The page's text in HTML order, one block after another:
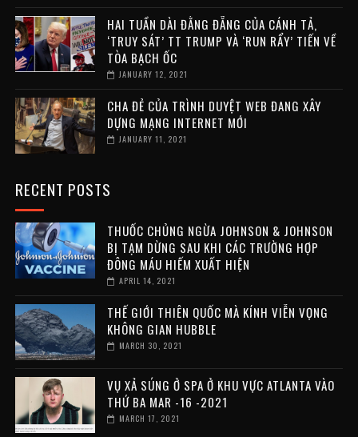
HAI TUẦN DÀI ĐẰNG ĐẴNG CỦA CÁNH TẢ,
‘TRUY SÁT’ TT TRUMP VÀ ‘RUN RẨY’ TIẾN VỀ
TÒA BẠCH ỐC
JANUARY 12, 2021
CHA ĐẺ CỦA TRÌNH DUYỆT WEB ĐANG XÂY
DỰNG MẠNG INTERNET MỚI
JANUARY 11, 2021
RECENT POSTS
THUỐC CHỦNG NGỪA JOHNSON & JOHNSON
BỊ TẠM DỪNG SAU KHI CÁC TRƯỜNG HỢP
ĐÔNG MÁU HIẾM XUẤT HIỆN
APRIL 14, 2021
THẾ GIỚI THIÊN QUỐC MÀ KÍNH VIỄN VỌNG
KHÔNG GIAN HUBBLE
MARCH 30, 2021
VỤ XẢ SÚNG Ở SPA Ở KHU VỰC ATLANTA VÀO
THỨ BA MAR -16 -2021
MARCH 17, 2021